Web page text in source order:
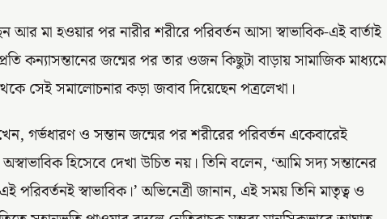
আর মা হওয়ার পর নারীর শরীরে পরিবর্তন আসা স্বাভাবিক-এই বার্তাই
কন্যাসন্তানের জন্মের পর তার ওজন কিছুটা বাড়ায় সামাজিক মাধ্যমে
সেই সমালোচনার কড়া জবাব দিয়েছেন পত্রলেখা।
গর্ভধারণ ও সন্তান জন্মের পর শরীরের পরিবর্তন একেবারেই
অস্বাভাবিক হিসেবে দেখা উচিত নয়। তিনি বলেন, ‘আমি সদ্য সন্তানের
পরিবর্তনই স্বাভাবিক।’ অভিনেত্রী জানান, এই সময় তিনি মাতৃত্ব ও